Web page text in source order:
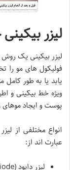
لیزر
لیزر بیکینی یک روش
فولیکول های مو
یابد یا به طور
ویژه خط بیکینی و
پوست و ایجاد
انواع مختلفی از
عبارت اند از:
لیزر دایود (Diode)